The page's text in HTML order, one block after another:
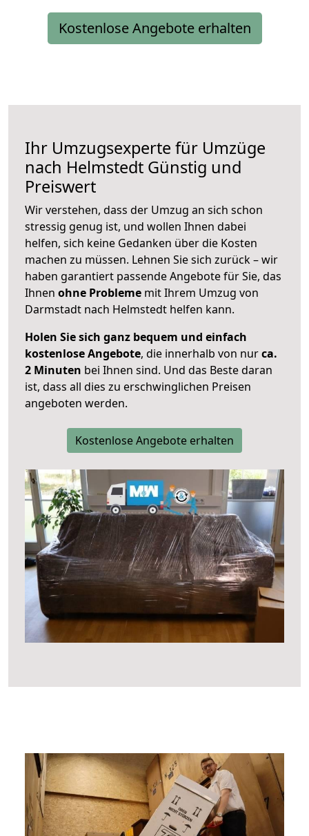
Kostenlose Angebote erhalten
Ihr Umzugsexperte für Umzüge
nach Helmstedt Günstig und
Preiswert
Wir verstehen, dass der Umzug an sich schon
stressig genug ist, und wollen Ihnen dabei
helfen, sich keine Gedanken über die Kosten
machen zu müssen. Lehnen Sie sich zurück – wir
haben garantiert passende Angebote für Sie, das
Ihnen ohne Probleme mit Ihrem Umzug von
Darmstadt nach Helmstedt helfen kann.
Holen Sie sich ganz bequem und einfach
kostenlose Angebote, die innerhalb von nurca.
2 Minuten bei Ihnen sind. Und das Beste daran
ist, dass all dies zu erschwinglichen Preisen
angeboten werden.
Kostenlose Angebote erhalten